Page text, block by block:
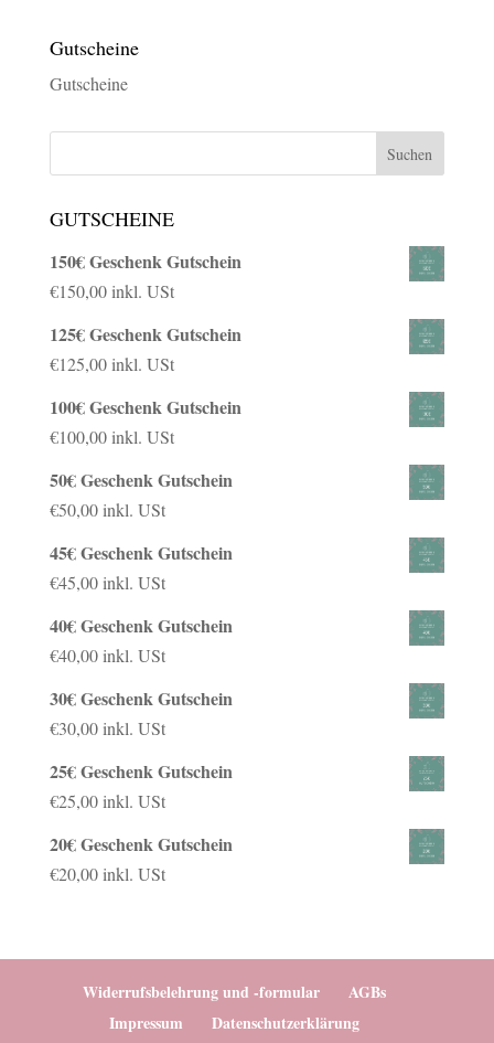
Gutscheine
Gutscheine
GUTSCHEINE
150€ Geschenk Gutschein
€150,00 inkl. USt
125€ Geschenk Gutschein
€125,00 inkl. USt
100€ Geschenk Gutschein
€100,00 inkl. USt
50€ Geschenk Gutschein
€50,00 inkl. USt
45€ Geschenk Gutschein
€45,00 inkl. USt
40€ Geschenk Gutschein
€40,00 inkl. USt
30€ Geschenk Gutschein
€30,00 inkl. USt
25€ Geschenk Gutschein
€25,00 inkl. USt
20€ Geschenk Gutschein
€20,00 inkl. USt
Widerrufsbelehrung und -formular
AGBs
Impressum
Datenschutzerklärung